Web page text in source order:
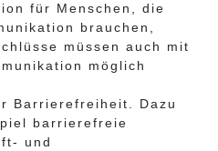
für Menschen, die
brauchen,
müssen auch mit
möglich
Barrierefreiheit. Dazu
barrierefreie
und